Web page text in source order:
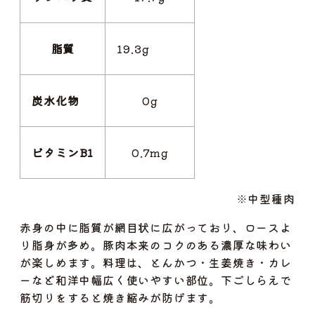
脂質 19.3g
炭水化物 0g
ビタミンB1 0.7mg
※中型種肉
赤身の中に脂質が網目状に広がっており、ロースよ
り脂身が多め。豚肉本来のコクのある濃厚な味わい
が楽しめます。料理は、とんかつ・生姜焼き・カレ
ーなど和洋中幅広く使いやすい部位。下ごしらえで
筋切りをすると焼き縮みが防げます。